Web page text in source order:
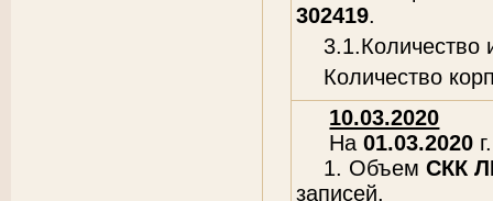
302419.
3.1.Количество
Количество
10.03.2020
На01.03.2020 г.
1. ОбъемСКК
записей.